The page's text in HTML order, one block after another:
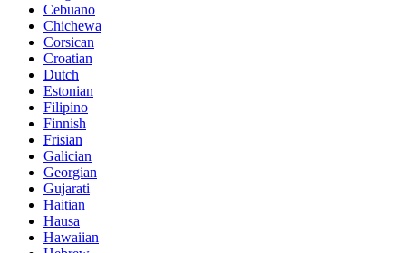
Cebuano
Chichewa
Corsican
Croatian
Dutch
Estonian
Filipino
Finnish
Frisian
Galician
Georgian
Gujarati
Haitian
Hausa
Hawaiian